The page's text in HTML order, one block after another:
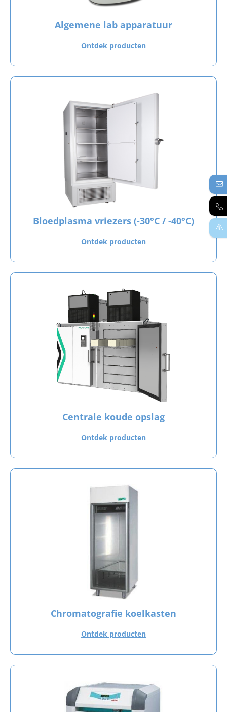
Algemene lab apparatuur
Ontdek producten
Bloedplasma vriezers (-30°C / -40°C)
Ontdek producten
Centrale koude opslag
Ontdek producten
Chromatografie koelkasten
Ontdek producten